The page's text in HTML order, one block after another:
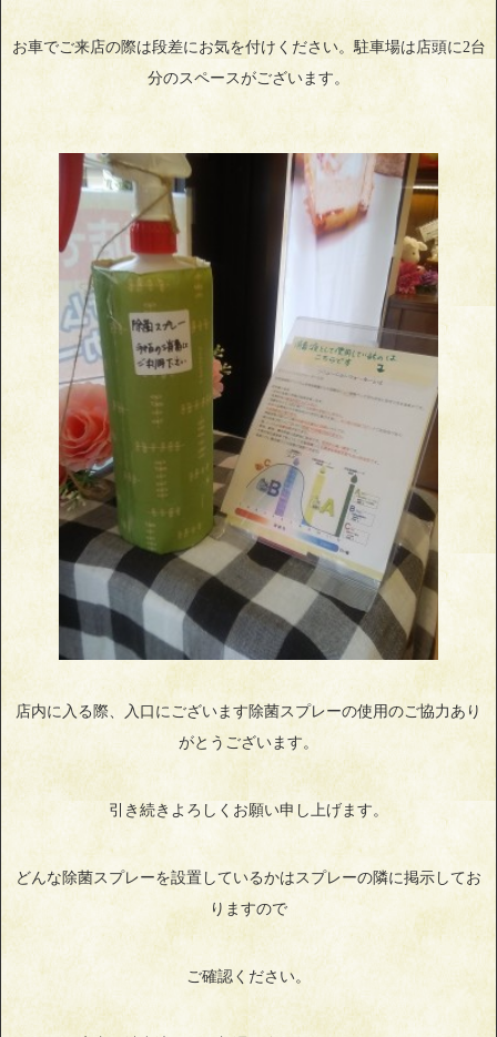
お車でご来店の際は段差にお気を付けください。駐車場は店頭に2台
分のスペースがございます。
店内に入る際、入口にございます除菌スプレーの使用のご協力あり
がとうございます。
引き続きよろしくお願い申し上げます。
どんな除菌スプレーを設置しているかはスプレーの隣に掲示してお
りますので
ご確認ください。